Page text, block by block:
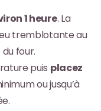
1 heure. La
tremblotante au
four.
puis placez
ou jusqu’à